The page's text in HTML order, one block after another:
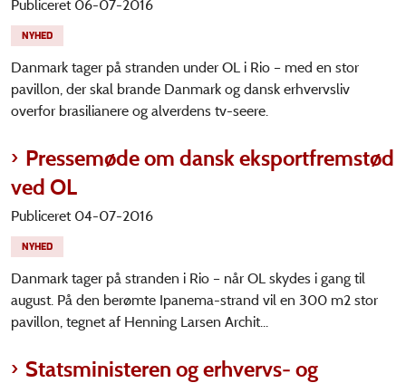
Publiceret 06-07-2016
NYHED
Danmark tager på stranden under OL i Rio – med en stor
pavillon, der skal brande Danmark og dansk erhvervsliv
overfor brasilianere og alverdens tv-seere.
Pressemøde om dansk eksportfremstød
ved OL
Publiceret 04-07-2016
NYHED
Danmark tager på stranden i Rio – når OL skydes i gang til
august. På den berømte Ipanema-strand vil en 300 m2 stor
pavillon, tegnet af Henning Larsen Archit...
Statsministeren og erhvervs- og